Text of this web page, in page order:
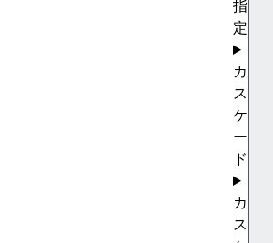
指
定
カ
ス
ケ
ー
ド
カ
ス